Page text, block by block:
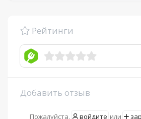
Рейтинги
Добавить отзыв
Пожалуйста, войдите или